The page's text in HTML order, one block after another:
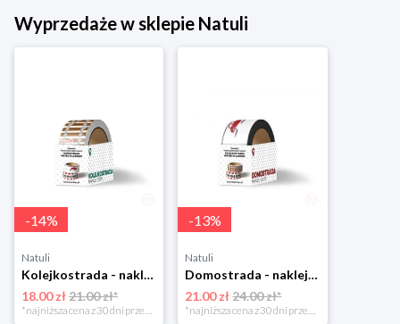
Wyprzedaże w sklepie Natuli
-14%
Natuli
Kolejkostrada - naklejaj tory Zuzutoys
18.00 zł21.00 zł*
*najniższa cena z 30 dni przed obniżką
-13%
Natuli
Domostrada - naklejaj ulice Zuzutoys
21.00 zł 24.00 zł*
*najniższa cena z 30 dni przed obniżką